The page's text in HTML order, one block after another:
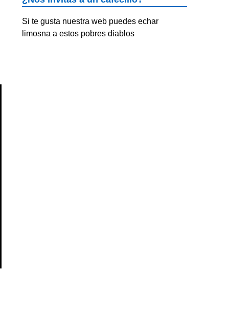
Si te gusta nuestra web puedes echar
limosna a estos pobres diablos